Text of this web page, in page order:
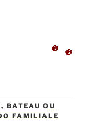
BATEAU OU
FAMILIALE